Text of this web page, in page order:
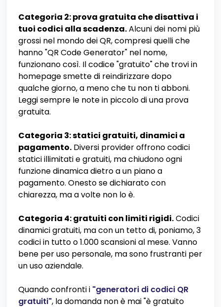
Categoria 2: prova gratuita che disattiva i
tuoi codici alla scadenza.Alcuni dei nomi più
grossi nel mondo dei QR, compresi quelli che
hanno "QR Code Generator" nel nome,
funzionano così. Il codice "gratuito" che trovi in
homepage smette di reindirizzare dopo
qualche giorno, a meno che tu non ti abboni.
Leggi sempre le note in piccolo di una prova
gratuita.
Categoria 3: statici gratuiti, dinamici a
pagamento. Diversi provider offrono codici
statici illimitati e gratuiti, ma chiudono ogni
funzione dinamica dietro a un piano a
pagamento. Onesto se dichiarato con
chiarezza, ma a volte non lo è.
Categoria 4: gratuiti con limiti rigidi.Codici
dinamici gratuiti, ma con un tetto di, poniamo, 3
codici in tutto o 1.000 scansioni al mese. Vanno
bene per uso personale, ma sono frustranti per
un uso aziendale.
Quando confronti i "generatori di codici QR
gratuiti", la domanda non è mai "è gratuito